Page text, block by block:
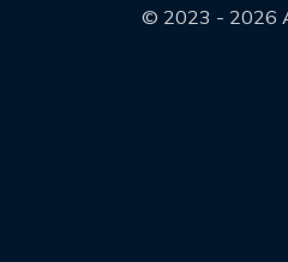
© 2023 - 2026